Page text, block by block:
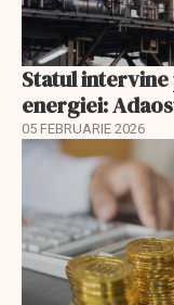
Statul
energiei:
05 FEBRUARIE 2026